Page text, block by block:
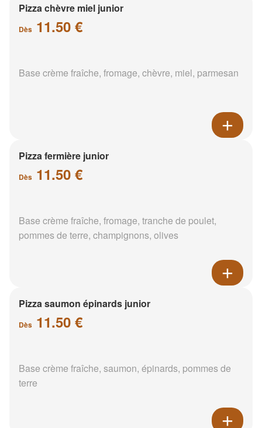
Pizza chèvre miel junior
Dès 11.50 €
Base crème fraîche, fromage, chèvre, miel, parmesan
Pizza fermière junior
Dès 11.50 €
Base crème fraîche, fromage, tranche de poulet,
pommes de terre, champignons, olives
Pizza saumon épinards junior
Dès 11.50 €
Base crème fraîche, saumon, épinards, pommes de
terre